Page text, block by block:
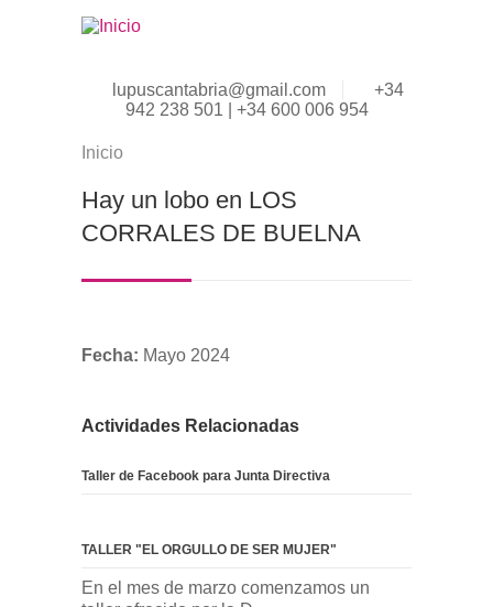
lupuscantabria@gmail.com
+34
942 238 501 | +34 600 006 954
Se encuentra usted aquí
Inicio
Hay un lobo en LOS
CORRALES DE BUELNA
Fecha: Mayo 2024
Actividades Relacionadas
Taller de Facebook para Junta Directiva
TALLER "EL ORGULLO DE SER MUJER"
En el mes de marzo comenzamos un